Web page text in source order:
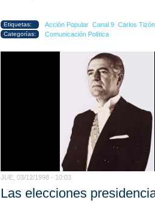
Etiquetas: Acción Popular Canal 9 Carlos Tizón
Categorías: Comunicación Política
JUE, 03/12/1998 - 10:03
Las elecciones